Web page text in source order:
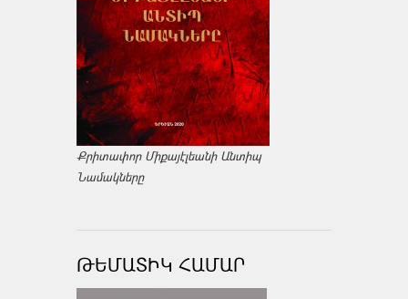
Քրիտափոր Միքայէլեանի Անտիպ
Նամակները
ԹԵՄԱՏԻԿ ՀԱՄԱՐ